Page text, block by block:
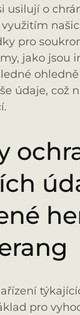
usilují o
pro
jako jsou
údaje, což
pro